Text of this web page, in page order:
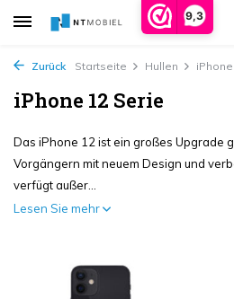
9,3
Zurück Startseite Hullen iPhone
iPhone 12 Serie
Das iPhone 12 ist ein großes Upgrade
Vorgängern mit neuem Design und
verfügt außer...
Lesen Sie mehr